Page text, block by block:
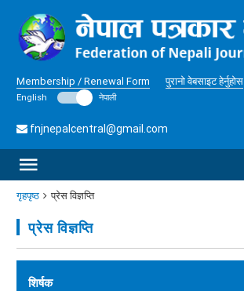
Membership / Renewal Form पुरानो वेबसाइट हेर्नुहोस
English नेपाली
fnjnepalcentral@gmail.com
गृहपृष्ठ प्रेस विज्ञप्ति
प्रेस विज्ञप्ति
शिर्षक